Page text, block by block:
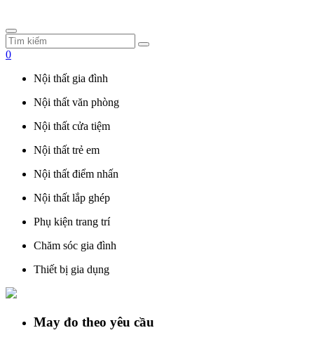
0
Nội thất gia đình
Nội thất văn phòng
Nội thất cửa tiệm
Nội thất trẻ em
Nội thất điểm nhấn
Nội thất lắp ghép
Phụ kiện trang trí
Chăm sóc gia đình
Thiết bị gia dụng
May đo theo yêu cầu